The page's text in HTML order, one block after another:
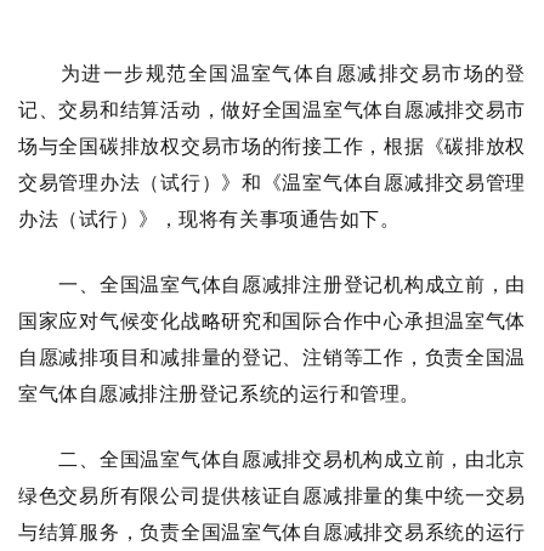
为进一步规范全国温室气体自愿减排交易市场的登
记、交易和结算活动，做好全国温室气体自愿减排交易市
场与全国碳排放权交易市场的衔接工作，根据《碳排放权
交易管理办法（试行）》和《温室气体自愿减排交易管理
办法（试行）》，现将有关事项通告如下。
一、全国温室气体自愿减排注册登记机构成立前，由
国家应对气候变化战略研究和国际合作中心承担温室气体
自愿减排项目和减排量的登记、注销等工作，负责全国温
室气体自愿减排注册登记系统的运行和管理。
二、全国温室气体自愿减排交易机构成立前，由北京
绿色交易所有限公司提供核证自愿减排量的集中统一交易
与结算服务，负责全国温室气体自愿减排交易系统的运行